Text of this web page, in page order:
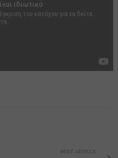
NEXT ARTICLE